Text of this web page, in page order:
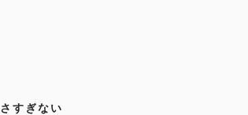
すぎない